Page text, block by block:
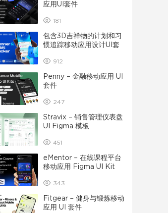
应用UI套件
181
包含3D吉祥物的计划和习
惯追踪移动应用设计UI套
912
Penny – 金融移动应用 UI
套件
247
Stravix – 销售管理仪表盘
UI Figma 模板
451
eMentor – 在线课程平台
移动应用 Figma UI Kit
343
Fitgear – 健身与锻炼移动
应用 UI 套件